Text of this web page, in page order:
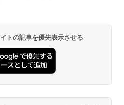
トの記事を優先表示させる